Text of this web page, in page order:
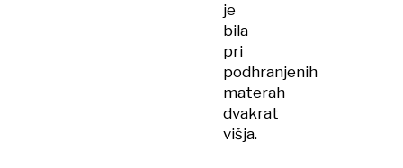
je
bila
pri
podhranjenih
materah
dvakrat
višja.